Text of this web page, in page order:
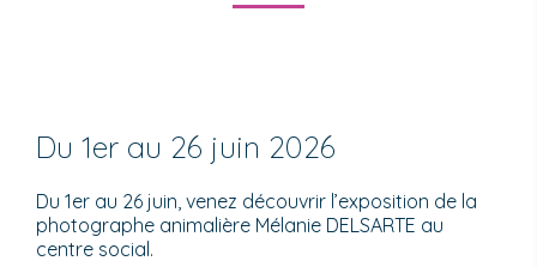
Du 1er au 26 juin 2026
Du 1er au 26 juin, venez découvrir l’exposition de la
photographe animalière Mélanie DELSARTE au
centre social.